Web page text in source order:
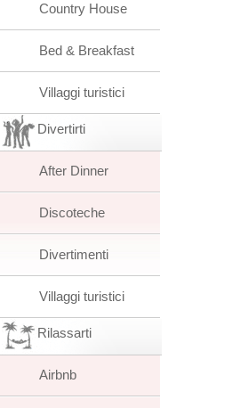
Country House
Bed & Breakfast
Villaggi turistici
Divertirti
After Dinner
Discoteche
Divertimenti
Villaggi turistici
Rilassarti
Airbnb